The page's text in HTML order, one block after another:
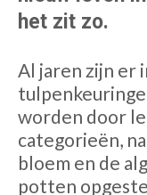
het zit zo.
Al jaren zijn er
worden door
categorieën,
bloem en de
potten